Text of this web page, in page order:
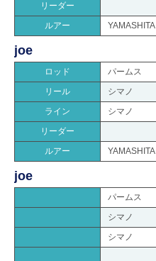
リーダー
ルアー
YAMASHITA
joe
ロッド パームス
リール
シマノ
ライン
シマノ
リーダー
ルアー
YAMASHITA
joe
パームス
シマノ
シマノ